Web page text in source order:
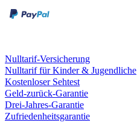
Nulltarif-Versicherung
Nulltarif für Kinder & Jugendliche
Kostenloser Sehtest
Geld-zurück-Garantie
Drei-Jahres-Garantie
Zufriedenheitsgarantie